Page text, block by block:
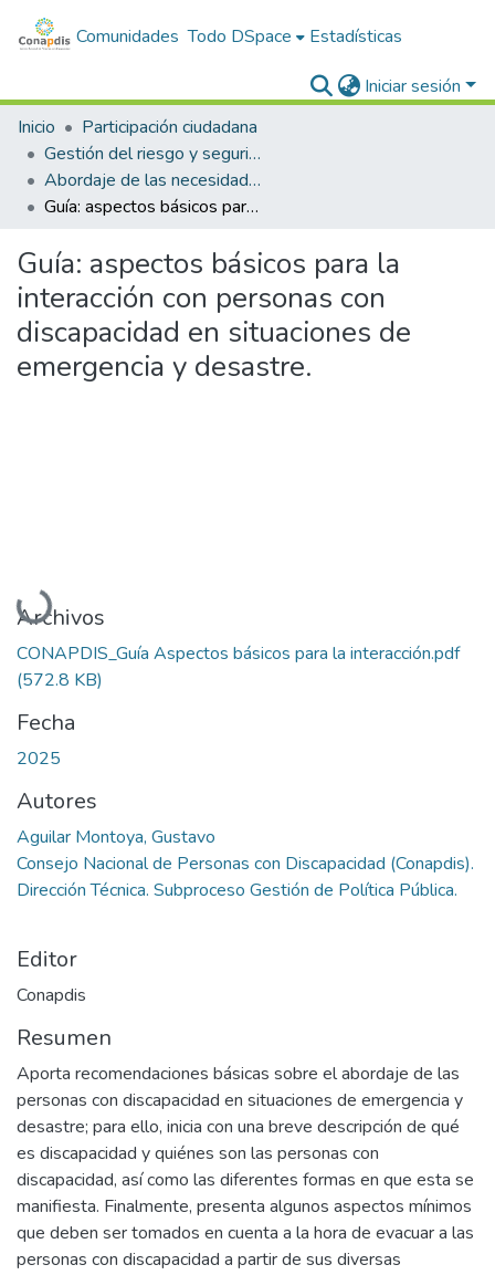
Comunidades Todo DSpace Estadísticas
Iniciar sesión
Inicio
Participación ciudadana
Gestión del riesgo y seguridad ciudadana de las personas con discapacidad
Abordaje de las necesidades de las personas con discapacidad en la gestión del riesgo y seguridad ciudadana
Guía: aspectos básicos para la interacción con personas con discapacidad en situaciones de emergencia y desastre.
Guía: aspectos básicos para la
interacción con personas con
discapacidad en situaciones de
emergencia y desastre.
Cargando...
Archivos
CONAPDIS_Guía Aspectos básicos para la interacción.pdf
(572.8 KB)
Fecha
2025
Autores
Aguilar Montoya, Gustavo
Consejo Nacional de Personas con Discapacidad (Conapdis).
Dirección Técnica. Subproceso Gestión de Política Pública.
Editor
Conapdis
Resumen
Aporta recomendaciones básicas sobre el abordaje de las
personas con discapacidad en situaciones de emergencia y
desastre; para ello, inicia con una breve descripción de qué
es discapacidad y quiénes son las personas con
discapacidad, así como las diferentes formas en que esta se
manifiesta. Finalmente, presenta algunos aspectos mínimos
que deben ser tomados en cuenta a la hora de evacuar a las
personas con discapacidad a partir de sus diversas